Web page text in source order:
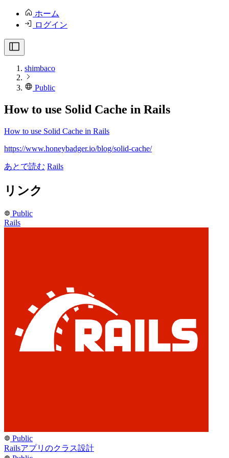
ホーム
ログイン
shimbaco
Public
How to use Solid Cache in Rails
How to use Solid Cache in Rails
https://www.honeybadger.io/blog/solid-cache/
あとで読む Rails
リンク
Public
Rails
Public
Railsアプリのクラス設計